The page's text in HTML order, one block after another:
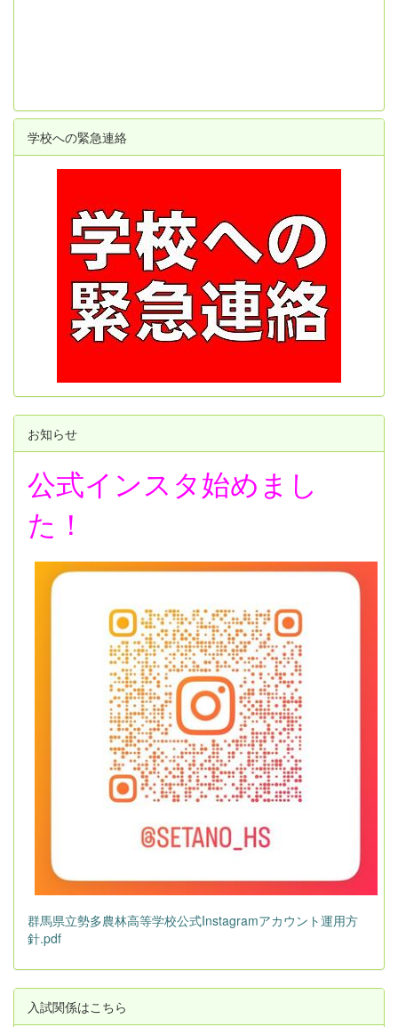
学校への緊急連絡
お知らせ
公式インスタ始めまし
た！
群馬県立勢多農林高等学校公式Instagramアカウント運用方
針.pdf
入試関係はこちら